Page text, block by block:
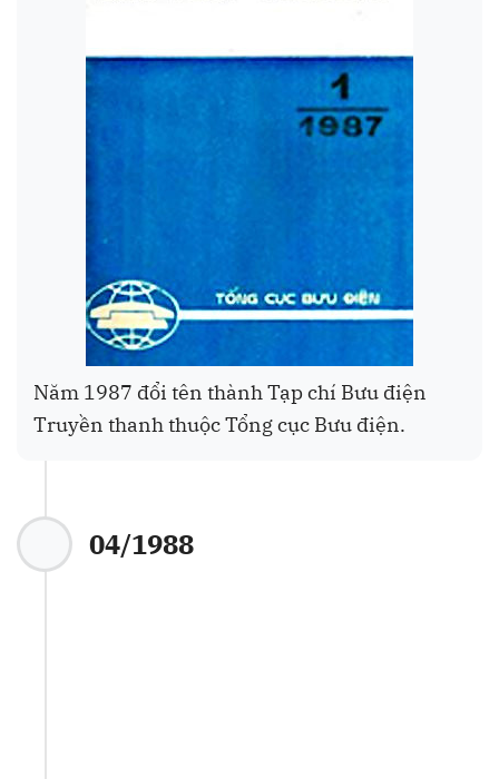
Năm 1987 đổi tên thành Tạp chí Bưu điện
Truyền thanh thuộc Tổng cục Bưu điện.
04/1988